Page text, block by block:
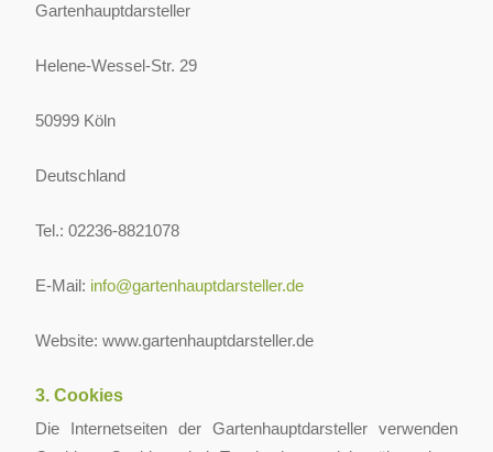
Gartenhauptdarsteller
Helene-Wessel-Str. 29
50999 Köln
Deutschland
Tel.: 02236-8821078
E-Mail: info@gartenhauptdarsteller.de
Website: www.gartenhauptdarsteller.de
3. Cookies
Die Internetseiten der Gartenhauptdarsteller verwenden